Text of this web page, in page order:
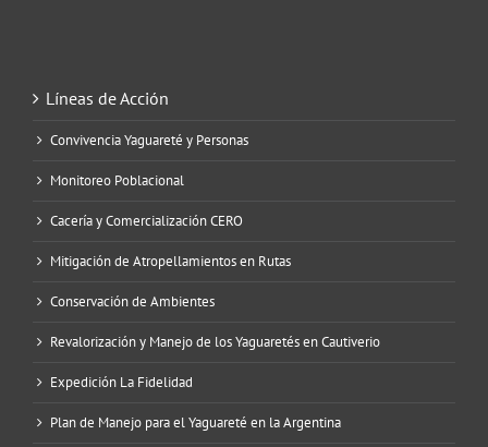
Líneas de Acción
Convivencia Yaguareté y Personas
Monitoreo Poblacional
Cacería y Comercialización CERO
Mitigación de Atropellamientos en Rutas
Conservación de Ambientes
Revalorización y Manejo de los Yaguaretés en Cautiverio
Expedición La Fidelidad
Plan de Manejo para el Yaguareté en la Argentina